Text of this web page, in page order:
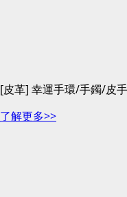
[皮革] 幸運手環/手鐲/皮
了解更多>>